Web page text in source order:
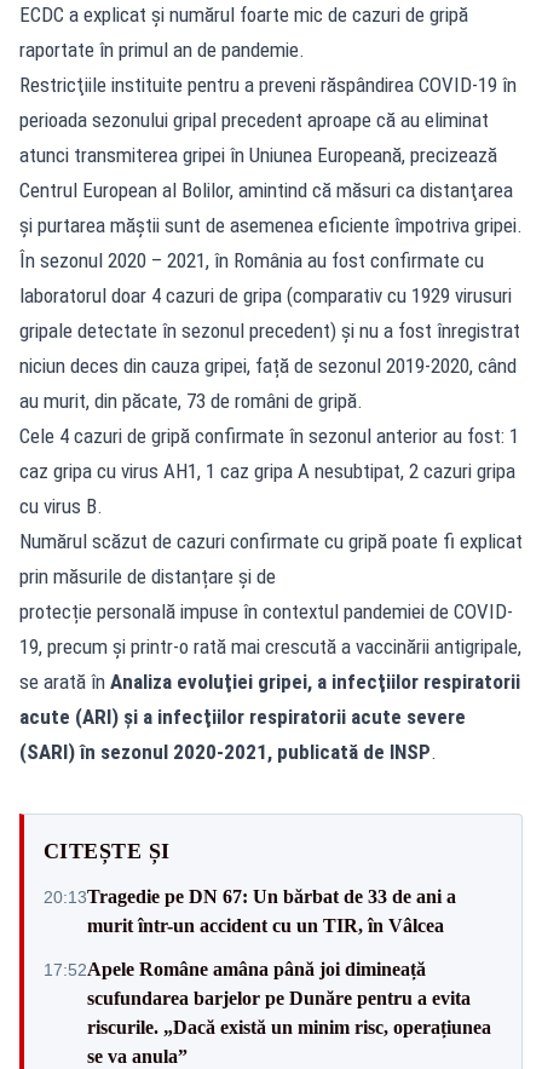
ECDC a explicat și numărul foarte mic de cazuri de gripă
raportate în primul an de pandemie.
Restricţiile instituite pentru a preveni răspândirea COVID-19 în
perioada sezonului gripal precedent aproape că au eliminat
atunci transmiterea gripei în Uniunea Europeană, precizează
Centrul European al Bolilor, amintind că măsuri ca distanţarea
şi purtarea măştii sunt de asemenea eficiente împotriva gripei.
În sezonul 2020 – 2021, în România au fost confirmate cu
laboratorul doar 4 cazuri de gripa (comparativ cu 1929 virusuri
gripale detectate în sezonul precedent) și nu a fost înregistrat
niciun deces din cauza gripei, față de sezonul 2019-2020, când
au murit, din păcate, 73 de români de gripă.
Cele 4 cazuri de gripă confirmate în sezonul anterior au fost: 1
caz gripa cu virus AH1, 1 caz gripa A nesubtipat, 2 cazuri gripa
cu virus B.
Numărul scăzut de cazuri confirmate cu gripă poate fi explicat
prin măsurile de distanțare și de
protecție personală impuse în contextul pandemiei de COVID-
19, precum și printr-o rată mai crescută a vaccinării antigripale,
se arată în Analiza evoluţiei gripei, a infecţiilor respiratorii
acute (ARI) şi a infecţiilor respiratorii acute severe
(SARI) în sezonul 2020-2021, publicată de INSP.
CITEȘTE ȘI
20:13Tragedie pe DN 67: Un bărbat de 33 de ani a
murit într-un accident cu un TIR, în Vâlcea
17:52Apele Române amâna până joi dimineață
scufundarea barjelor pe Dunăre pentru a evita
riscurile. „Dacă există un minim risc, operațiunea
se va anula”